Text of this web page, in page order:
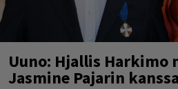
Uuno: Hjallis Harkimo
Jasmine Pajarin kanssa